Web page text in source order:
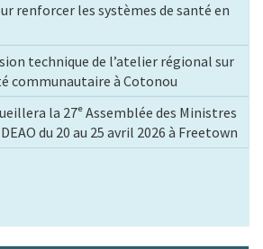
renforcer les systèmes de santé en
technique de l’atelier régional sur
communautaire à Cotonou
la 27ᵉ Assemblée des Ministres
du 20 au 25 avril 2026 à Freetown